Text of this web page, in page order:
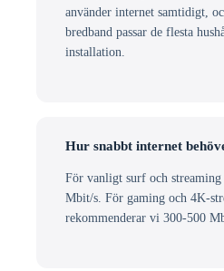
använder internet samtidigt,
bredband passar de flesta
installation.
Hur snabbt internet
För vanligt surf och
Mbit/s. För gaming och 4K-
rekommenderar vi 300-500